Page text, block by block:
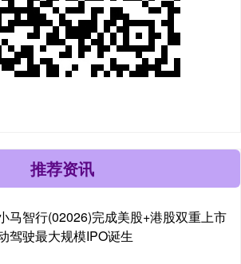
推荐资讯
马智行(02026)完成美股+港股双重上市
驾驶最大规模IPO诞生